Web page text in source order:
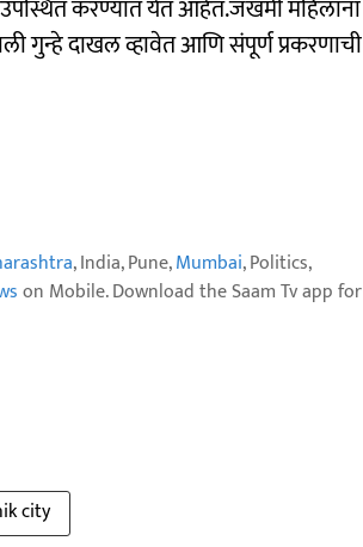
करण्यात येत आहेत.जखमी महिलांना
गुन्हे दाखल व्हावेत आणि संपूर्ण प्रकरणाची
, India, Pune,Mumbai, Politics,
on Mobile. Download the Saam Tv app for
city